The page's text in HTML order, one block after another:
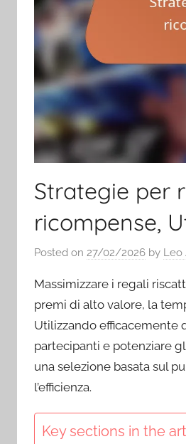
Strategie per
ricompense,
Posted on 27/02/2026 by Leo
Massimizzare i regali
premi di alto valore, la
Utilizzando efficacemente
partecipanti e potenziare
una selezione basata sul
l’efficienza.
Key sections in the